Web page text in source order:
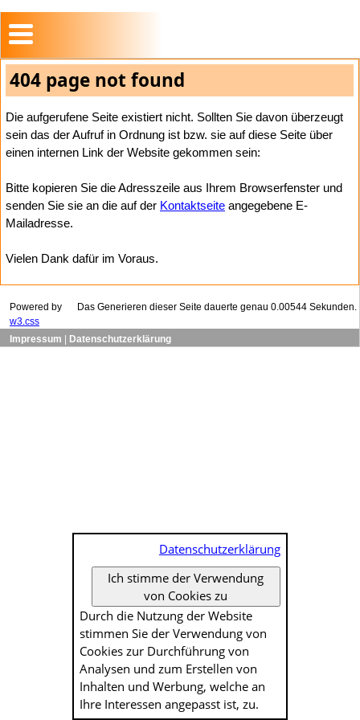
404 page not found
Die aufgerufene Seite existiert nicht. Sollten Sie davon überzeugt
sein das der Aufruf in Ordnung ist bzw. sie auf diese Seite über
einen internen Link der Website gekommen sein:
Bitte kopieren Sie die Adresszeile aus Ihrem Browserfenster und
senden Sie sie an die auf der Kontaktseite angegebene E-
Mailadresse.
Vielen Dank dafür im Voraus.
Das Generieren dieser Seite dauerte genau 0.00544 Sekunden.
Powered by
w3.css
Impressum
Datenschutzerklärung
Datenschutzerklärung
Ich stimme der Verwendung
von Cookies zu
Durch die Nutzung der Website
stimmen Sie der Verwendung von
Cookies zur Durch­führung von
Analysen und zum Erstellen von
Inhalten und Werbung, welche an
Ihre Interessen angepasst ist, zu.